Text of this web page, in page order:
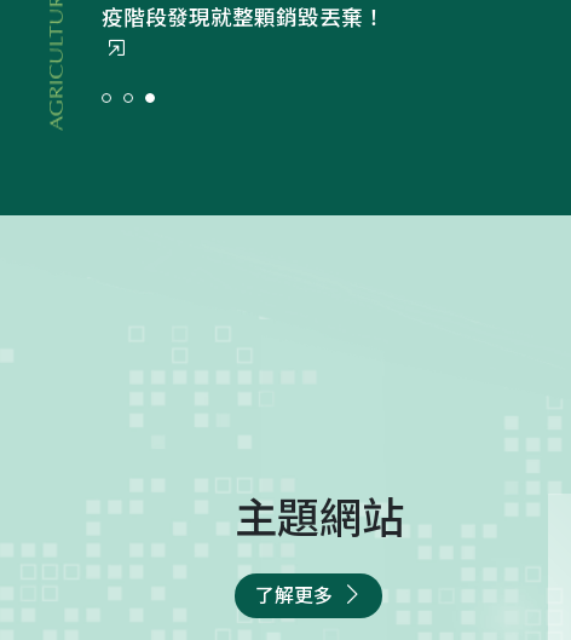
農業部虛擬博物館
農業簡介專區
進口馬鈴薯澄清
主題網站
了解更多